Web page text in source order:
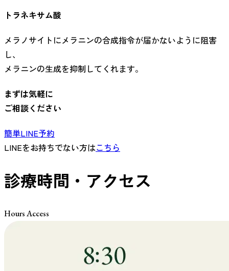
トラネキサム酸
メラノサイトにメラニンの合成指令が届かないように阻害
し、
メラニンの生成を抑制してくれます。
まずは気軽に
ご相談ください
簡単LINE予約
LINEをお持ちでない方はこちら
診療時間・アクセス
Hours Access